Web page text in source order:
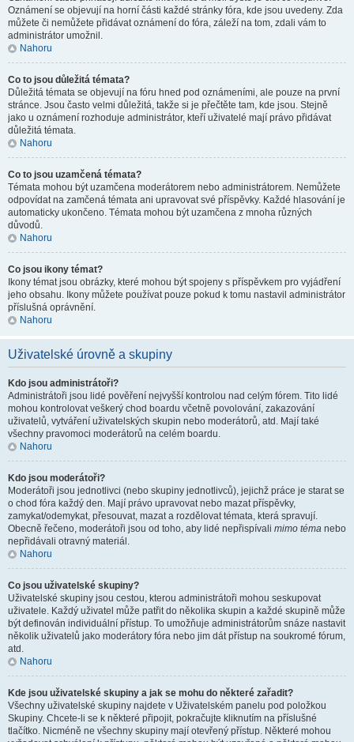
Oznámení se objevují na horní části každé stránky fóra, kde jsou uvedeny. Zda
můžete či nemůžete přidávat oznámení do fóra, záleží na tom, zdali vám to
administrátor umožnil.
Nahoru
Co to jsou důležitá témata?
Důležitá témata se objevují na fóru hned pod oznámeními, ale pouze na první
stránce. Jsou často velmi důležitá, takže si je přečtěte tam, kde jsou. Stejně
jako u oznámení rozhoduje administrátor, kteří uživatelé mají právo přidávat
důležitá témata.
Nahoru
Co to jsou uzamčená témata?
Témata mohou být uzamčena moderátorem nebo administrátorem. Nemůžete
odpovídat na zamčená témata ani upravovat své příspěvky. Každé hlasování je
automaticky ukončeno. Témata mohou být uzamčena z mnoha různých
důvodů.
Nahoru
Co jsou ikony témat?
Ikony témat jsou obrázky, které mohou být spojeny s příspěvkem pro vyjádření
jeho obsahu. Ikony můžete používat pouze pokud k tomu nastavil administrátor
příslušná oprávnění.
Nahoru
Uživatelské úrovně a skupiny
Kdo jsou administrátoři?
Administrátoři jsou lidé pověření nejvyšší kontrolou nad celým fórem. Tito lidé
mohou kontrolovat veškerý chod boardu včetně povolování, zakazování
uživatelů, vytváření uživatelských skupin nebo moderátorů, atd. Mají také
všechny pravomoci moderátorů na celém boardu.
Nahoru
Kdo jsou moderátoři?
Moderátoři jsou jednotlivci (nebo skupiny jednotlivců), jejichž práce je starat se
o chod fóra každý den. Mají právo upravovat nebo mazat příspěvky,
zamykat/odemykat, přesouvat, mazat a rozdělovat témata, která spravují.
Obecně řečeno, moderátoři jsou od toho, aby lidé nepřispívali mimo téma nebo
nepřidávali otravný materiál.
Nahoru
Co jsou uživatelské skupiny?
Uživatelské skupiny jsou cestou, kterou administrátoři mohou seskupovat
uživatele. Každý uživatel může patřit do několika skupin a každé skupině může
být definován individuální přístup. To umožňuje administrátorům snáze nastavit
několik uživatelů jako moderátory fóra nebo jim dát přístup na soukromé fórum,
atd.
Nahoru
Kde jsou uživatelské skupiny a jak se mohu do některé zařadit?
Všechny uživatelské skupiny najdete v Uživatelském panelu pod položkou
Skupiny. Chcete-li se k některé připojit, pokračujte kliknutím na příslušné
tlačítko. Nicméně ne všechny skupiny mají otevřený přístup. Některé mohou